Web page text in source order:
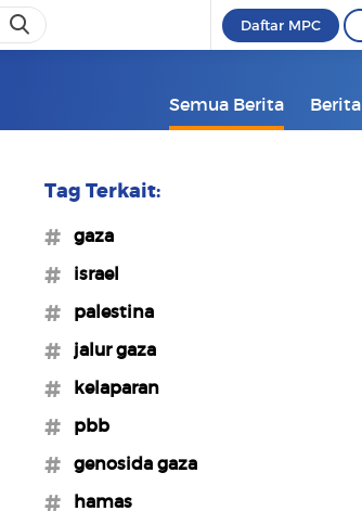
Daftar MPC
Semua Berita Berita
Tag Terkait:
#gaza
#israel
#palestina
#jalur gaza
#kelaparan
#pbb
#genosida gaza
#hamas